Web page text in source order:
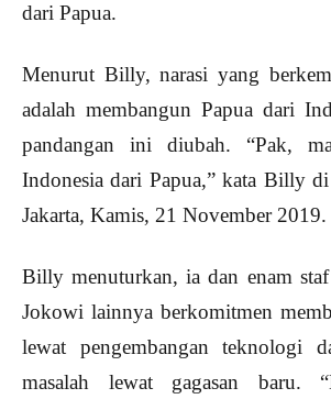
dari Papua.
Menurut Billy, narasi yang
adalah membangun Papua dari
pandangan ini diubah. “Pak,
Indonesia dari Papua,” kata Billy
Jakarta, Kamis, 21 November 2019.
Billy menuturkan, ia dan enam
Jokowi lainnya berkomitmen
lewat pengembangan teknologi
masalah lewat gagasan baru.